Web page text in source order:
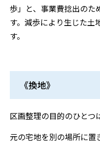
歩」と、事業費捻出のた
す。減歩により生じた土
す。
《換地》
区画整理の目的のひとつ
元の宅地を別の場所に置